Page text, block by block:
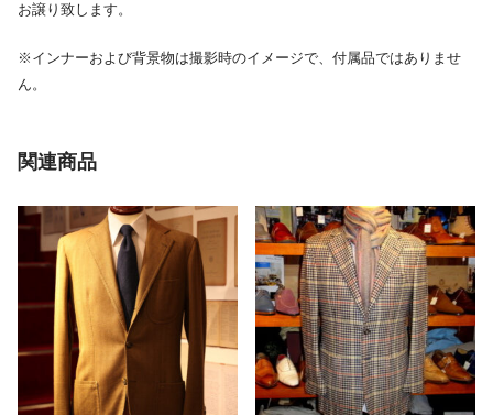
お譲り致します。
※インナーおよび背景物は撮影時のイメージで、付属品ではありませ
ん。
関連商品